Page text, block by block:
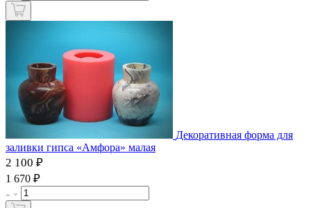
Декоративная форма для
заливки гипса «Амфора» малая
2 100 ₽
1 670 ₽